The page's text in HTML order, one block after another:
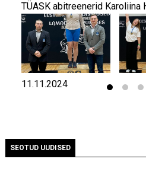
TÜASK abitreenerid Karoliina
11.11.2024
SEOTUD UUDISED